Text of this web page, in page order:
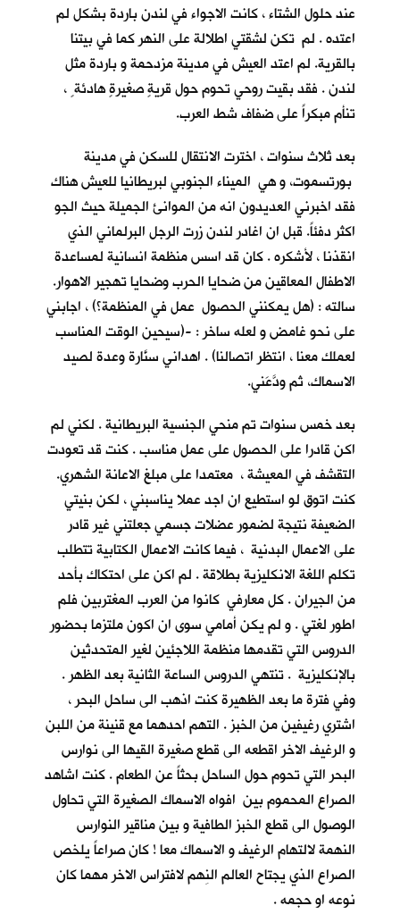
عند حلول الشتاء ، كانت الاجواء في لندن باردة بشكل لم
اعتده . لم تكن لشقتي اطلالة على النهر كما في بيتنا
بالقرية. لم اعتد العيش في مدينة مزدحمة و باردة مثل
لندن . فقد بقيت روحي تحوم حول قريةٍ صغيرةٍ هادئة ٍ ،
تنأم مبكراً على ضفاف شط العرب.
بعد ثلاث سنوات ، اخترت الانتقال للسكن في مدينة
بورتسموت، و هي الميناء الجنوبي لبريطانيا للعيش هناك
فقد اخبرني العديدون انه من الموانئ الجميلة حيث الجو
اكثر دفئاً. قبل ان اغادر لندن زرت الرجل البرلماني الذي
انقذنا ، لأشكره . كان قد اسس منظمة انسانية لمساعدة
الاطفال المعاقين من ضحايا الحرب وضحايا تهجير الاهوار.
سالته : (هل يمكنني الحصول عمل في المنظمة؟) ، اجابني
على نحو غامض و لعله ساخر : -(سيحين الوقت المناسب
لعملك معنا ، انتظر اتصالنا) . اهداني سنَّارة وعدة لصيد
الاسماك، ثم ودَّعَني.
بعد خمس سنوات تم منحي الجنسية البريطانية . لكني لم
اكن قادرا على الحصول على عمل مناسب . كنت قد تعودت
التقشف في المعيشة ، معتمدا على مبلغ الاعانة الشهري.
كنت اتوق لو استطيع ان اجد عملا يناسبني ، لكن بنيتي
الضعيفة نتيجة لضمور عضلات جسمي جعلتني غير قادر
على الاعمال البدنية ، فيما كانت الاعمال الكتابية تتطلب
تكلم اللغة الانكليزية بطلاقة . لم اكن على احتكاك بأحد
من الجيران . كل معارفي كانوا من العرب المغتربين فلم
اطور لغتي . و لم يكن أمامي سوى ان اكون ملتزما بحضور
الدروس التي تقدمها منظمة اللاجئين لغير المتحدثين
بالإنكليزية . تنتهي الدروس الساعة الثانية بعد الظهر .
وفي فترة ما بعد الظهيرة كنت اذهب الى ساحل البحر ،
اشتري رغيفين من الخبز . التهم احدهما مع قنينة من اللبن
و الرغيف الاخر اقطعه الى قطع صغيرة القيها الى نوارس
البحر التي تحوم حول الساحل بحثاً عن الطعام . كنت اشاهد
الصراع المحموم بين افواه الاسماك الصغيرة التي تحاول
الوصول الى قطع الخبز الطافية و بين مناقير النوارس
النهمة لالتهام الرغيف و الاسماك معا ! كان صراعاً يلخص
الصراع الذي يجتاح العالم النِهم لافتراس الاخر مهما كان
نوعه او حجمه .